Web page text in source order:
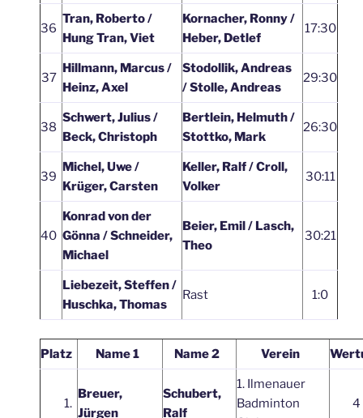
36
Tran, Roberto /
Hung Tran, Viet
Kornacher, Ronny /
Heber, Detlef
17:30
37
Hillmann, Marcus /
Heinz, Axel
Stodollik, Andreas
/ Stolle, Andreas
29:30
38
Schwert, Julius /
Beck, Christoph
Bertlein, Helmuth /
Stottko, Mark
26:30
39
Michel, Uwe /
Krüger, Carsten
Keller, Ralf / Croll,
Volker
30:11
40
Konrad von der
Gönna / Schneider,
Michael
Beier, Emil / Lasch,
Theo
30:21
Liebezeit, Steffen /
Huschka, Thomas
Rast 1:0
Platz Name 1 Name 2 Verein
1.
Breuer,
Jürgen
Schubert,
Ralf
1. Ilmenauer
Badminton
4